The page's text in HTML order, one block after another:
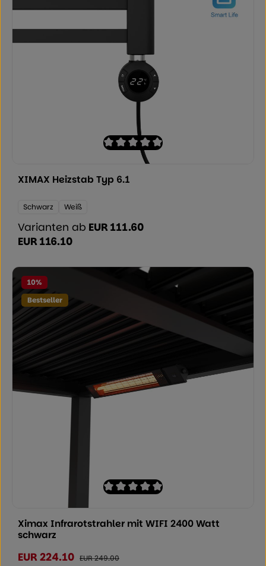
Durchschnittliche Bewertung von 0
XIMAX Heizstab Typ 6.1
Farbe:
Schwarz Weiß
Varianten ab EUR 111.60
Regulärer Preis:
EUR 116.10
10%
Bestseller
Ximax Infrarotstrahler mit WIFI 2400 Watt
schwarz
Verkaufspreis:
EUR 224.10 Regulärer Preis:
EUR 249.00